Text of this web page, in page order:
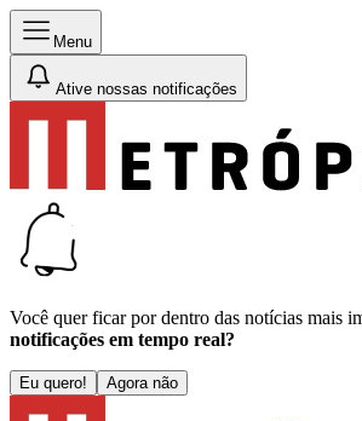
Menu
Ative nossas notificações
Você quer ficar por dentro das notícias mais
notificações em tempo real?
Eu quero! Agora não